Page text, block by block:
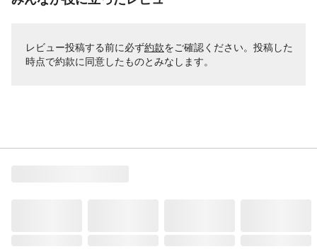
レビュー投稿する前に必ず約款をご確認ください。投稿した
時点で約款に同意したものとみなします。